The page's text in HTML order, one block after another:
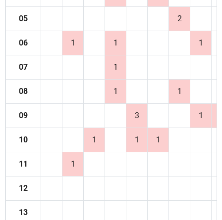
05 2
06 1 1 1
07 1
08 1 1
09 3 1
10 1 1 1
11 1
12
13